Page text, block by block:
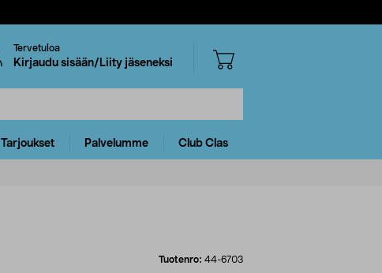
Tervetuloa
Kirjaudu sisään/Liity jäseneksi
Tarjoukset Palvelumme Club Clas
Tuotenro: 44-6703